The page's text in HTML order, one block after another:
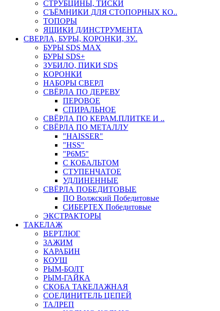
СТРУБЦИНЫ, ТИСКИ
СЪЁМНИКИ ДЛЯ СТОПОРНЫХ КО..
ТОПОРЫ
ЯЩИКИ Д/ИНСТРУМЕНТА
СВЕРЛА, БУРЫ, КОРОНКИ, ЗУ..
БУРЫ SDS MAX
БУРЫ SDS+
ЗУБИЛО, ПИКИ SDS
КОРОНКИ
НАБОРЫ СВЕРЛ
СВЁРЛА ПО ДЕРЕВУ
ПЕРОВОЕ
СПИРАЛЬНОЕ
СВЁРЛА ПО КЕРАМ.ПЛИТКЕ И ..
СВЁРЛА ПО МЕТАЛЛУ
"HAISSER"
"HSS"
"Р6М5"
С КОБАЛЬТОМ
СТУПЕНЧАТОЕ
УДЛИНЕННЫЕ
СВЁРЛА ПОБЕДИТОВЫЕ
ПО Волжский Победитовые
СИБЕРТЕХ Победитовые
ЭКСТРАКТОРЫ
ТАКЕЛАЖ
ВЕРТЛЮГ
ЗАЖИМ
КАРАБИН
КОУШ
РЫМ-БОЛТ
РЫМ-ГАЙКА
СКОБА ТАКЕЛАЖНАЯ
СОЕДИНИТЕЛЬ ЦЕПЕЙ
ТАЛРЕП